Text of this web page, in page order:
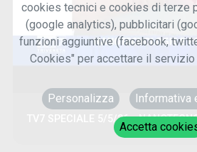
TV7 SPECIALE 5/5/26 -
cookies tecnici e cookies di terze
(google analytics), pubblicitari
funzioni aggiuntive (facebook,
Cookies" per accettare il
Personalizza Informativa
Accetta